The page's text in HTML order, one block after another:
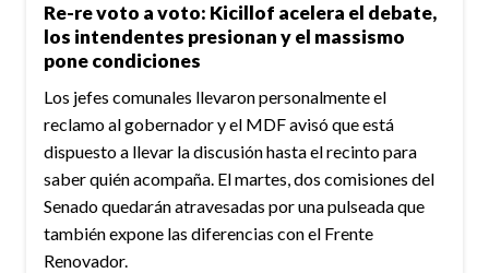
Re-re voto a voto: Kicillof acelera el debate,
los intendentes presionan y el massismo
pone condiciones
Los jefes comunales llevaron personalmente el
reclamo al gobernador y el MDF avisó que está
dispuesto a llevar la discusión hasta el recinto para
saber quién acompaña. El martes, dos comisiones del
Senado quedarán atravesadas por una pulseada que
también expone las diferencias con el Frente
Renovador.